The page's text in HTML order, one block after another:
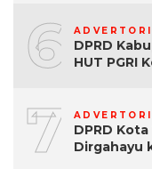
6
DPRD
HUT PGRI
7
DPRD
Dirgahayu